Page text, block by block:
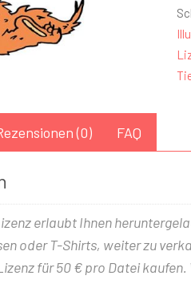
(0) FAQ
erlaubt Ihnen
oder T-Shirts, weiter zu
für 50 € pro Datei